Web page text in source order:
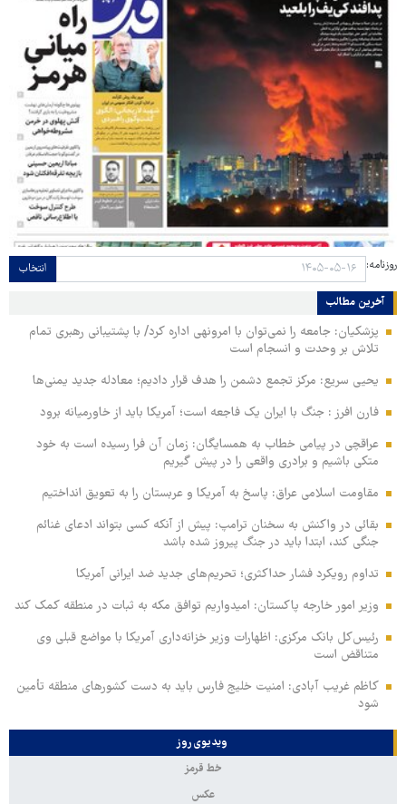
روزنامه: انتخاب
آخرین مطالب
پزشکیان: جامعه را نمی‌توان با امرونهی اداره کرد/ با پشتیبانی رهبری تمام
تلاش بر وحدت و انسجام است
یحیی سریع: مرکز تجمع دشمن را هدف قرار دادیم؛ معادله جدید یمنی‌ها
فارن افرز : جنگ با ایران یک فاجعه است؛ آمریکا باید از خاورمیانه برود
عراقچی در پیامی خطاب به همسایگان: زمان آن فرا رسیده است به خود
متکی باشیم و برادری واقعی را در پیش گیریم
مقاومت اسلامی عراق: پاسخ به آمریکا و عربستان را به تعویق انداختیم
بقائی در واکنش به سخنان ترامپ: پیش از آنکه کسی بتواند ادعای غنائم
جنگی کند، ابتدا باید در جنگ پیروز شده باشد
تداوم رویکرد فشار حداکثری؛ تحریم‌های جدید ضد ایرانی آمریکا
وزیر امور خارجه پاکستان: امیدواریم توافق مکه به ثبات در منطقه کمک کند
رئیس‌کل بانک مرکزی: اظهارات وزیر خزانه‌داری آمریکا با مواضع قبلی وی
متناقض است
کاظم غریب آبادی: امنیت خلیج فارس باید به دست کشورهای منطقه تأمین
شود
ویدیوی روز
خط قرمز
عکس